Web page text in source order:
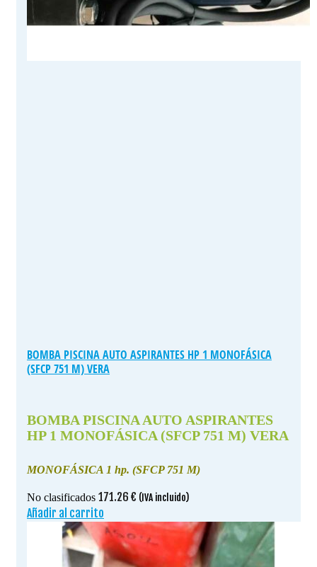
BOMBA PISCINA AUTO ASPIRANTES HP 1 MONOFÁSICA
(SFCP 751 M) VERA
BOMBA PISCINA AUTO ASPIRANTES
HP 1 MONOFÁSICA (SFCP 751 M) VERA
MONOFÁSICA 1 hp. (SFCP 751 M)
No clasificados 171.26 € (IVA incluido)
Añadir al carrito